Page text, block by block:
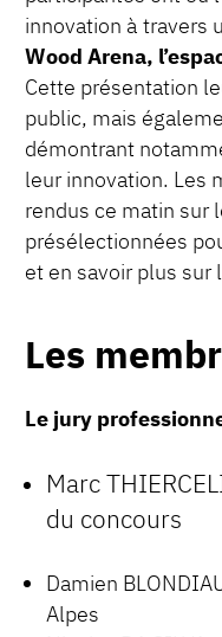
innovation à travers
Wood Arena,
Cette présentation
public, mais
démontrant
leur innovation. Les
rendus ce matin sur
présélectionnées
et en savoir plus sur
Les
Le jury
Marc
du concours
Damien
Alpes